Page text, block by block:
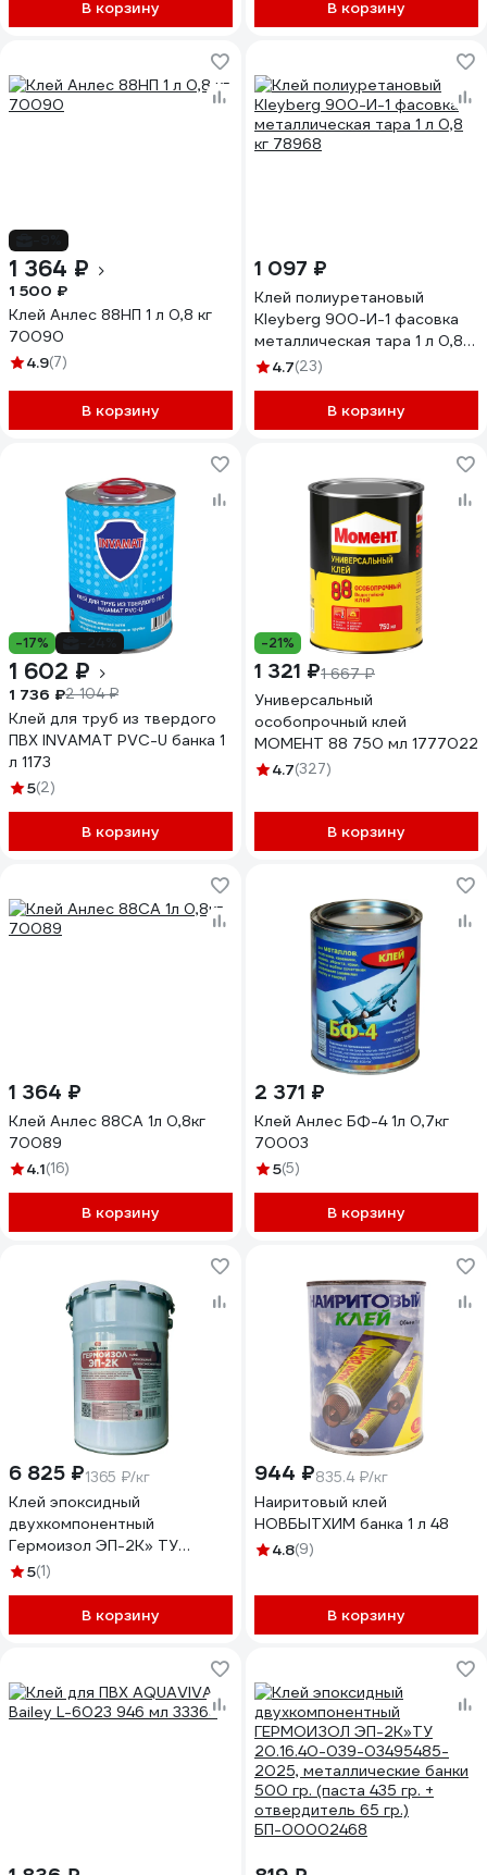
В корзину В корзину
1 364 ₽
1 500 ₽
Клей Анлес 88НП 1 л 0,8 кг
70090
4.9(7)
В корзину
1 097 ₽
Клей полиуретановый
Kleyberg 900-И-1 фасовка
металлическая тара 1 л 0,8
кг 78968
4.7(23)
В корзину
-17%
1 602 ₽
1 736 ₽2 104 ₽
Клей для труб из твердого
ПВХ INVAMAT PVC-U банка 1
л 1173
5(2)
В корзину
-21%
1 321 ₽1 667 ₽
Универсальный
особопрочный клей
МОМЕНТ 88 750 мл 1777022
4.7(327)
В корзину
1 364 ₽
Клей Анлес 88СА 1л 0,8кг
70089
4.1(16)
В корзину
2 371 ₽
Клей Анлес БФ-4 1л 0,7кг
70003
5(5)
В корзину
6 825 ₽1365 ₽/кг
Клей эпоксидный
двухкомпонентный
Гермоизол ЭП-2К» ТУ
20.16.40-039-03495485-
5 кг. (паста 4300 гр. +
отвердитель 700 гр.);
5(1)
В корзину
944 ₽835.4 ₽/кг
Наиритовый клей
НОВБЫТХИМ банка 1 л 48
4.8(9)
В корзину